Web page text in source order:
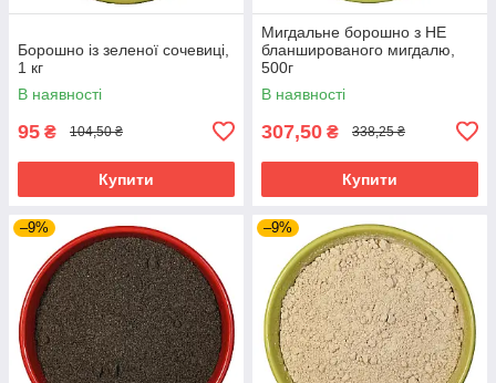
Борошно із зеленої сочевиці,
1 кг
В наявності
95 ₴ 104,50 ₴
Купити
Мигдальне борошно з НЕ
бланшированого мигдалю,
500г
В наявності
307,50 ₴ 338,25 ₴
Купити
–9% –9%